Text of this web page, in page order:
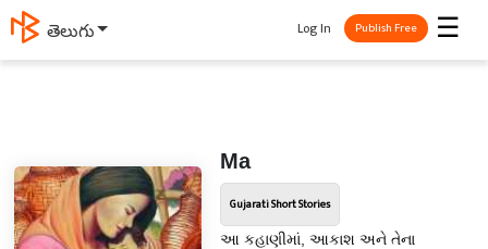
తెలుగు ☰
Log In Publish Free
Ma
Gujarati Short Stories
આ કહાણીમાં, આકાશ અને તેના